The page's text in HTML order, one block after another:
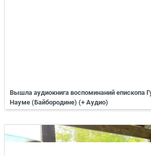
Вышла аудиокнига воспоминаний епископа
Науме (Байбородине) (+ Аудио)